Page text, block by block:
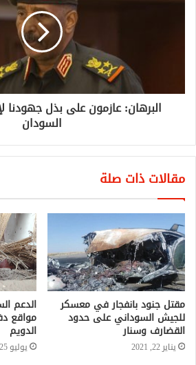
البرهان: عازمون على بذل جهودنا
السودان
مقالات ذات صلة
مقتل جنود بانفجار في معسكر
للجيش السوداني على حدود
القضارف وسنار
يناير 22, 2021
الدعم
مواقع
الدويم
يوليو 25, 2025